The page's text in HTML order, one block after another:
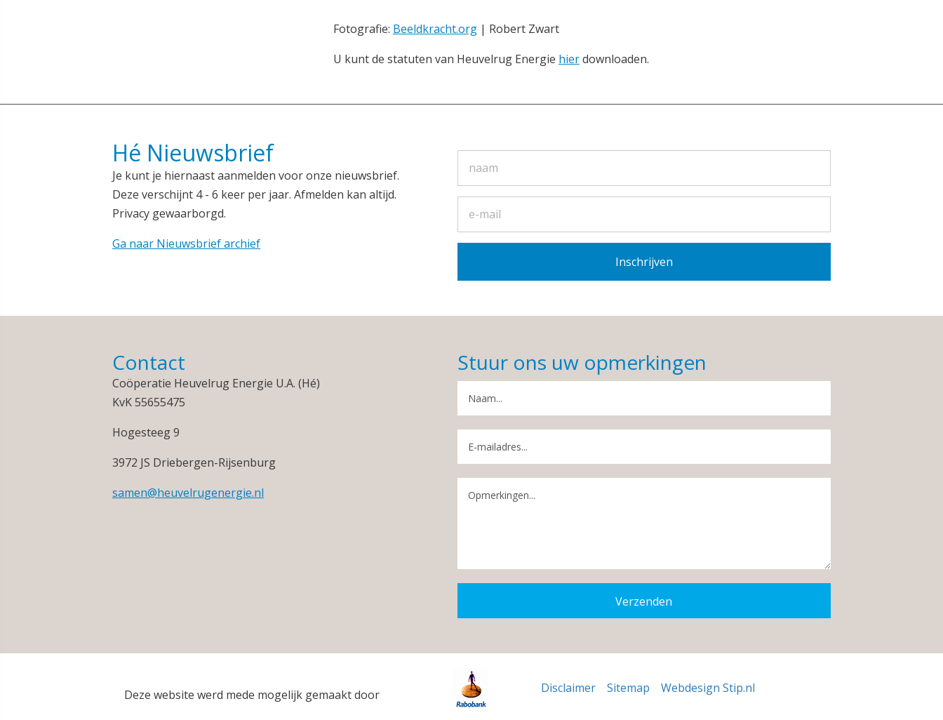
Fotografie: Beeldkracht.org| Robert Zwart
U kunt de statuten van Heuvelrug Energie hierdownloaden.
Hé Nieuwsbrief
Je kunt je hiernaast aanmelden voor onze nieuwsbrief.
Deze verschijnt 4 - 6 keer per jaar. Afmelden kan altijd.
Privacy gewaarborgd.
Ga naar Nieuwsbrief archief
Contact
Coöperatie Heuvelrug Energie U.A. (Hé)
KvK 55655475
Hogesteeg 9
3972 JS Driebergen-Rijsenburg
samen@heuvelrugenergie.nl
Stuur ons uw opmerkingen
Verzenden
Deze website werd mede mogelijk gemaakt door Disclaimer Sitemap Webdesign Stip.nl